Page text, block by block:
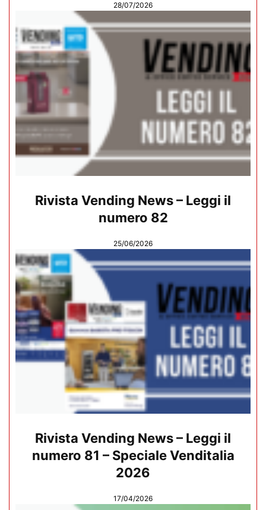
28/07/2026
Rivista Vending News – Leggi il
numero 82
25/06/2026
Rivista Vending News – Leggi il
numero 81 – Speciale Venditalia
2026
17/04/2026